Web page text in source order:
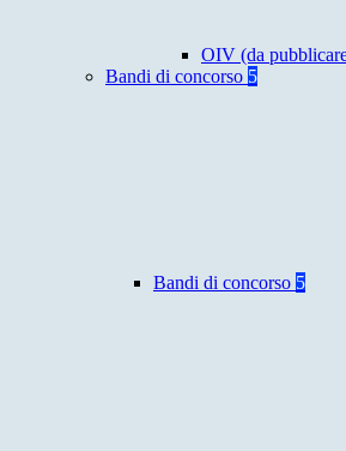
OIV (da
Bandi di concorso 5
Bandi di concorso 5